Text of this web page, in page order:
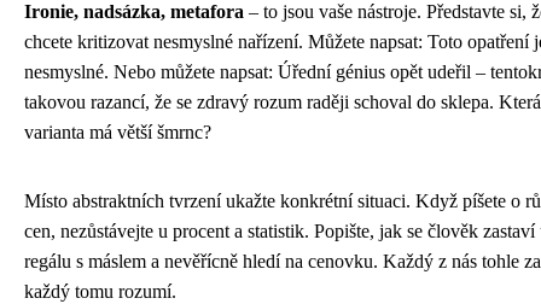
Ironie, nadsázka, metafora – to jsou vaše nástroje. Představte si,
chcete kritizovat nesmyslné nařízení. Můžete napsat: Toto opatření
nesmyslné. Nebo můžete napsat: Úřední génius opět udeřil –
takovou razancí, že se zdravý rozum raději schoval do sklepa. Která
varianta má větší šmrnc?
Místo abstraktních tvrzení ukažte konkrétní situaci. Když píšete o
cen, nezůstávejte u procent a statistik. Popište, jak se člověk zastaví
regálu s máslem a nevěřícně hledí na cenovku. Každý z nás tohle
každý tomu rozumí.